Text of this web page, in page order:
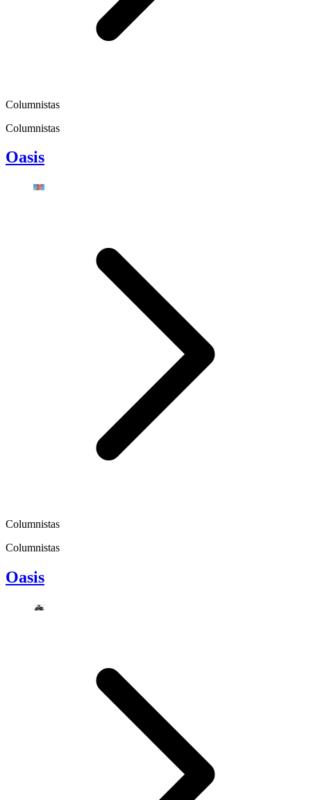
Columnistas
Columnistas
Oasis
Columnistas
Columnistas
Oasis